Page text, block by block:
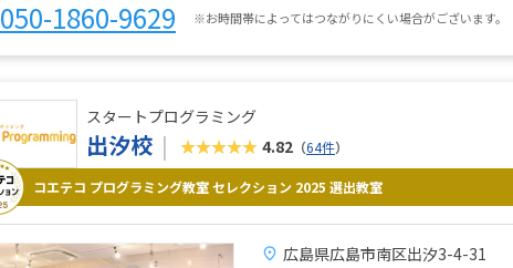
050-1860-9629 ※お時間帯によってはつながりにくい場合がございます。
スタートプログラミング
出汐校 ★★★★★ 4.82 （64件）
コエテコ プログラミング教室 セレクション 2025 選出教室
広島県広島市南区出汐3-4-31